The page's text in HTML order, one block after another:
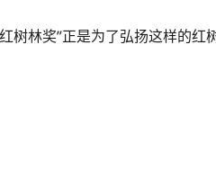
林奖”正是为了弘扬这样的红